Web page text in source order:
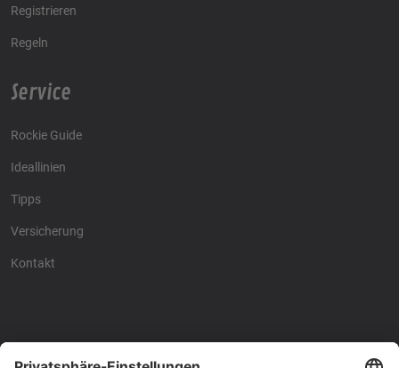
Registrieren
Regeln
Service
Rockie Guide
Ideallinien
Tipps
Versicherung
Kontakt